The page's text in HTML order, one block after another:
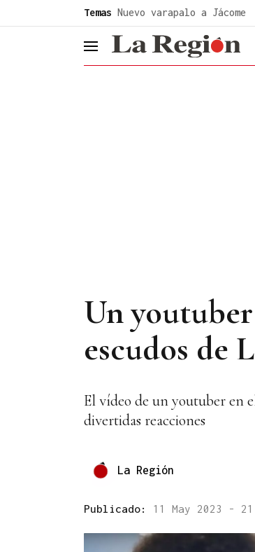
Temas Nuevo varapalo a Jácome
header.menu.open
Un
escudos de
El vídeo de un youtuber en
divertidas reacciones
La Región
Publicado: 11 May 2023 -